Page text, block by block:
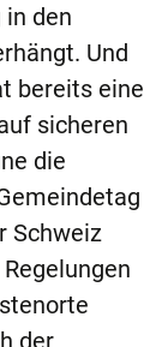
in den
Und
bereits eine
sicheren
die
Schweiz
der